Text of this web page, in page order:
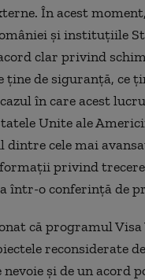
În acest
şi instituţiile
clar privind
de siguranţă, ce
în care acest lucru
Unite ale
dintre cele mai
privind
într-o conferinţă de
că programul Visa
reconsiderate
şi de un acord